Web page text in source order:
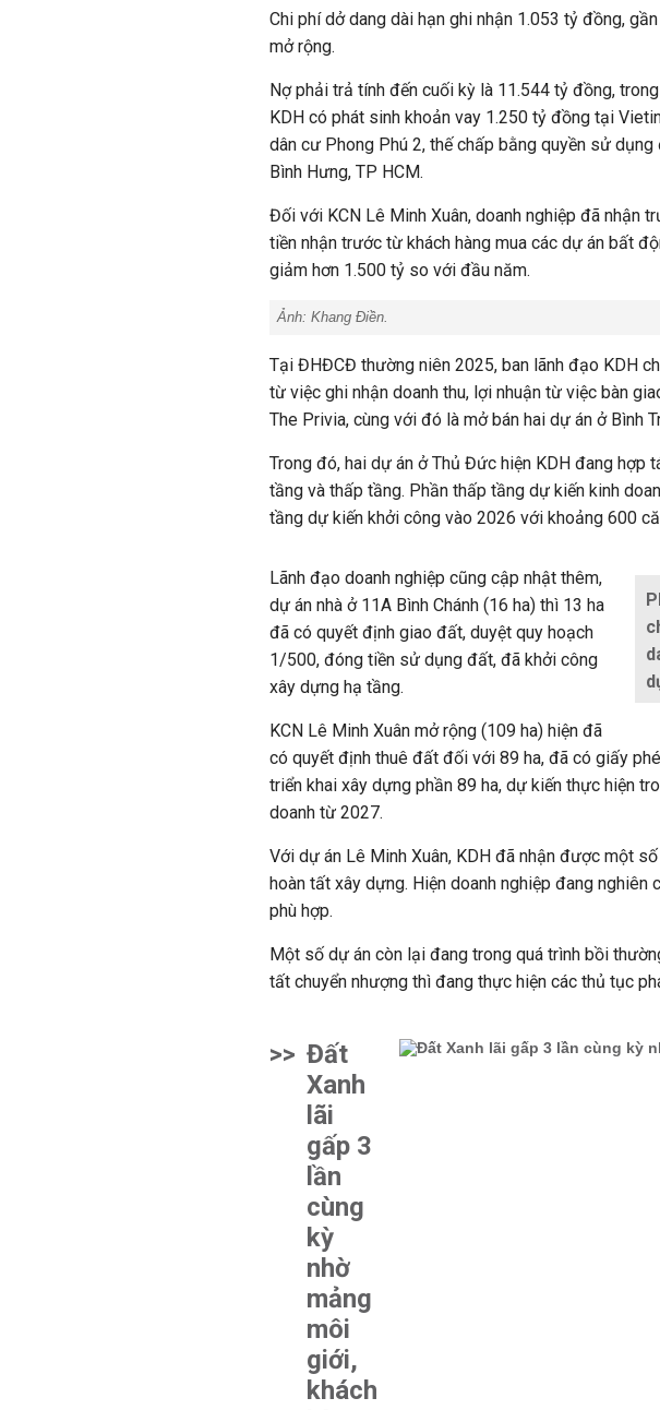
Chi phí dở dang dài hạn ghi nhận 1.053 tỷ đồng,
mở rộng.
Nợ phải trả tính đến cuối kỳ là 11.544 tỷ đồng,
KDH có phát sinh khoản vay 1.250 tỷ đồng tại
dân cư Phong Phú 2, thế chấp bằng quyền sử
Bình Hưng, TP HCM.
Đối với KCN Lê Minh Xuân, doanh nghiệp đã nhận
tiền nhận trước từ khách hàng mua các dự án bất
giảm hơn 1.500 tỷ so với đầu năm.
Ảnh: Khang Điền.
Tại ĐHĐCĐ thường niên 2025, ban lãnh đạo KDH
từ việc ghi nhận doanh thu, lợi nhuận từ việc bàn
The Privia, cùng với đó là mở bán hai dự án ở Bình
Trong đó, hai dự án ở Thủ Đức hiện KDH đang hợp
tầng và thấp tầng. Phần thấp tầng dự kiến kinh
tầng dự kiến khởi công vào 2026 với khoảng 600
Lãnh đạo doanh nghiệp cũng cập nhật thêm,
dự án nhà ở 11A Bình Chánh (16 ha) thì 13 ha
đã có quyết định giao đất, duyệt quy hoạch
1/500, đóng tiền sử dụng đất, đã khởi công
xây dựng hạ tầng.
KCN Lê Minh Xuân mở rộng (109 ha) hiện đã
có quyết định thuê đất đối với 89 ha, đã có giấy
triển khai xây dựng phần 89 ha, dự kiến thực hiện
doanh từ 2027.
Với dự án Lê Minh Xuân, KDH đã nhận được một
hoàn tất xây dựng. Hiện doanh nghiệp đang nghiên
phù hợp.
Một số dự án còn lại đang trong quá trình bồi
tất chuyển nhượng thì đang thực hiện các thủ tục
>> Đất
Xanh
lãi
gấp 3
lần
cùng
kỳ
nhờ
mảng
môi
giới,
khách